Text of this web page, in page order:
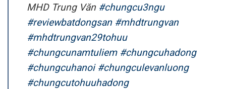
MHD Trung Văn #chungcu3ngu
#reviewbatdongsan #mhdtrungvan
#mhdtrungvan29tohuu
#chungcunamtuliem #chungcuhadong
#chungcuhanoi #chungculevanluong
#chungcutohuuhadong